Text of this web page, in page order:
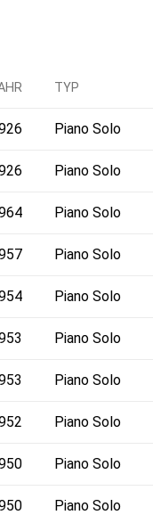
TYP
Piano Solo
Piano Solo
Piano Solo
Piano Solo
Piano Solo
Piano Solo
Piano Solo
Piano Solo
Piano Solo
Piano Solo